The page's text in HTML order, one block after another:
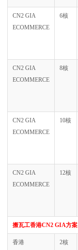
CN2 GIA
ECOMMERCE
6核
CN2 GIA
ECOMMERCE
8核
CN2 GIA
ECOMMERCE
10核
CN2 GIA
ECOMMERCE
12核
搬瓦工香港CN2 GIA方案
香港 2核